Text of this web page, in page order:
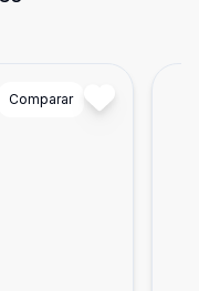
Comparar